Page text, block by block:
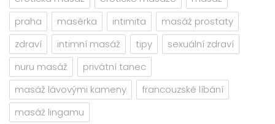
praha
masérka intimita
masáž prostaty
zdraví
intimní masáž tipy
sexuální zdraví
nuru masáž
privátní tanec
masáž lávovými kameny
francouzské líbání
masáž lingamu